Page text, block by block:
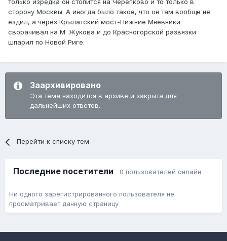
только изредка он стопится на Черепково и то только в
сторону Москвы. А иногда было такое, что он там вообще не
ездил, а через Крылатский мост-Нижние Мнёвники
сворачивал на М. Жукова и до Красногорской развязки
шпарил по Новой Риге.
Заархивировано
Эта тема находится в архиве и закрыта для
дальнейших ответов.
Перейти к списку тем
Последние посетители 0 пользователей онлайн
Ни одного зарегистрированного пользователя не
просматривает данную страницу